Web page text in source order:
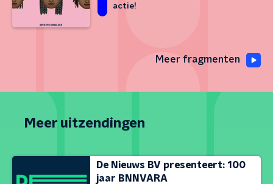
actie!
Meer fragmenten
Meer uitzendingen
De Nieuws BV presenteert: 100
jaar BNNVARA